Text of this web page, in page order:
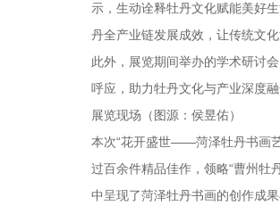
示，生动诠释牡丹文化赋能美好
丹全产业链发展成效，让传统文
此外，展览期间举办的学术研讨
呼应，助力牡丹文化与产业深度融
展览现场（图源：侯昱佑）
本次“花开盛世——菏泽牡丹书画
过百余件精品佳作，领略“曹州牡
中呈现了菏泽牡丹书画的创作成